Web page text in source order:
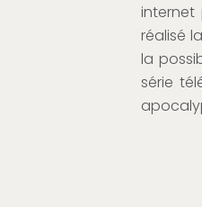
internet
réalisé
la
série